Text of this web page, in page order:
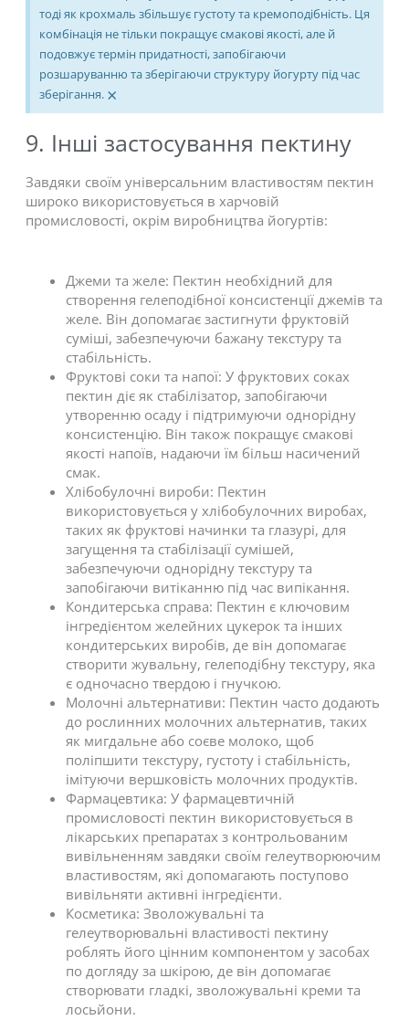
тоді як крохмаль збільшує густоту та кремоподібність. Ця
комбінація не тільки покращує смакові якості, але й
подовжує термін придатності, запобігаючи
розшаруванню та зберігаючи структуру йогурту під час
зберігання. ×
9. Інші застосування пектину
Завдяки своїм універсальним властивостям пектин
широко використовується в харчовій
промисловості, окрім виробництва йогуртів:
Джеми та желе: Пектин необхідний для
створення гелеподібної консистенції джемів та
желе. Він допомагає застигнути фруктовій
суміші, забезпечуючи бажану текстуру та
стабільність.
Фруктові соки та напої: У фруктових соках
пектин діє як стабілізатор, запобігаючи
утворенню осаду і підтримуючи однорідну
консистенцію. Він також покращує смакові
якості напоїв, надаючи їм більш насичений
смак.
Хлібобулочні вироби: Пектин
використовується у хлібобулочних виробах,
таких як фруктові начинки та глазурі, для
загущення та стабілізації сумішей,
забезпечуючи однорідну текстуру та
запобігаючи витіканню під час випікання.
Кондитерська справа: Пектин є ключовим
інгредієнтом желейних цукерок та інших
кондитерських виробів, де він допомагає
створити жувальну, гелеподібну текстуру, яка
є одночасно твердою і гнучкою.
Молочні альтернативи: Пектин часто додають
до рослинних молочних альтернатив, таких
як мигдальне або соєве молоко, щоб
поліпшити текстуру, густоту і стабільність,
імітуючи вершковість молочних продуктів.
Фармацевтика: У фармацевтичній
промисловості пектин використовується в
лікарських препаратах з контрольованим
вивільненням завдяки своїм гелеутворюючим
властивостям, які допомагають поступово
вивільняти активні інгредієнти.
Косметика: Зволожувальні та
гелеутворювальні властивості пектину
роблять його цінним компонентом у засобах
по догляду за шкірою, де він допомагає
створювати гладкі, зволожувальні креми та
лосьйони.